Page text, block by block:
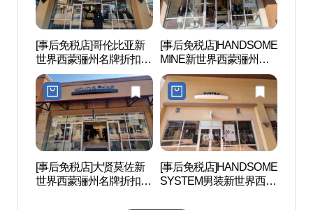
[事后免税店]哥伦比亚新
世界西蒙骊州名牌折扣购
物中心(컬럼비아 신세계
사이먼프리미엄아울렛
여주점)
[事后免税店]HANDSOME
MINE新世界西蒙骊州名
牌折扣购物中心(마인 신
세계사이먼프리미엄아울
렛 여주점)
[事后免税店]大贤莫佐新
世界西蒙骊州名牌折扣购
[事后免税店]HANDSOME
SYSTEM男装新世界西蒙